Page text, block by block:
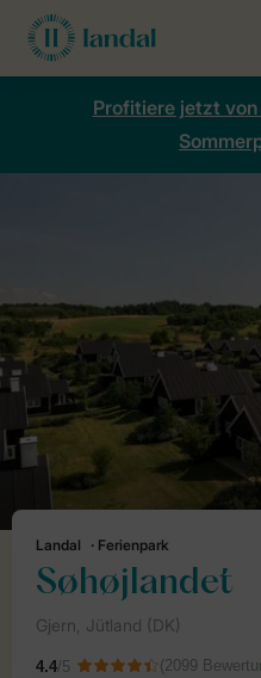
Profitiere jetzt